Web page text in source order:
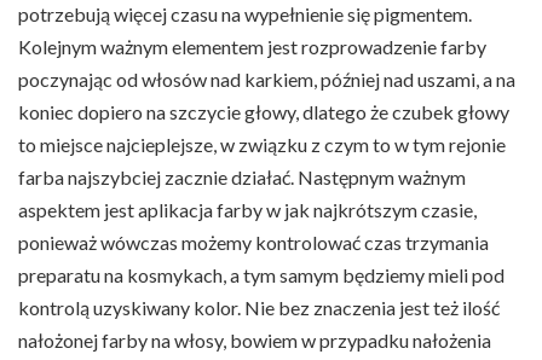
potrzebują więcej czasu na wypełnienie się pigmentem.
Kolejnym ważnym elementem jest rozprowadzenie farby
poczynając od włosów nad karkiem, później nad uszami, a na
koniec dopiero na szczycie głowy, dlatego że czubek głowy
to miejsce najcieplejsze, w związku z czym to w tym rejonie
farba najszybciej zacznie działać. Następnym ważnym
aspektem jest aplikacja farby w jak najkrótszym czasie,
ponieważ wówczas możemy kontrolować czas trzymania
preparatu na kosmykach, a tym samym będziemy mieli pod
kontrolą uzyskiwany kolor. Nie bez znaczenia jest też ilość
nałożonej farby na włosy, bowiem w przypadku nałożenia